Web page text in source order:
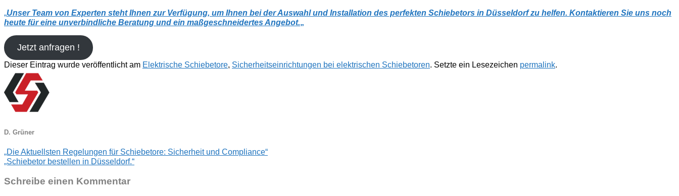
„Unser Team von Experten steht Ihnen zur Verfügung, um Ihnen bei der Auswahl und Installation des perfekten Schiebetors in Düsseldorf zu helfen. Kontaktieren Sie uns noch
heute für eine unverbindliche Beratung und ein maßgeschneidertes Angebot.„
Jetzt anfragen !
Dieser Eintrag wurde veröffentlicht am Elektrische Schiebetore, Sicherheitseinrichtungen bei elektrischen Schiebetoren. Setzte ein Lesezeichen permalink.
D. Grüner
„Die Aktuellsten Regelungen für Schiebetore: Sicherheit und Compliance“
„Schiebetor bestellen in Düsseldorf.“
Schreibe einen Kommentar